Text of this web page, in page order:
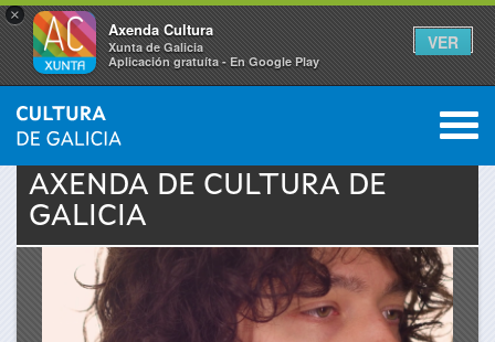
×
Axenda Cultura
Xunta de Galicia
Aplicación gratuíta - En Google Play
VER
Vostede
está
INICIO › ACTUALIDADE 0
AXENDA DE CULTURA DE
GALICIA